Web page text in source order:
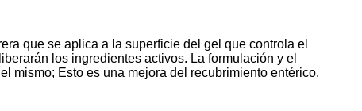
que se aplica a la superficie del gel que controla el
los ingredientes activos. La formulación y el
mismo; Esto es una mejora del recubrimiento entérico.